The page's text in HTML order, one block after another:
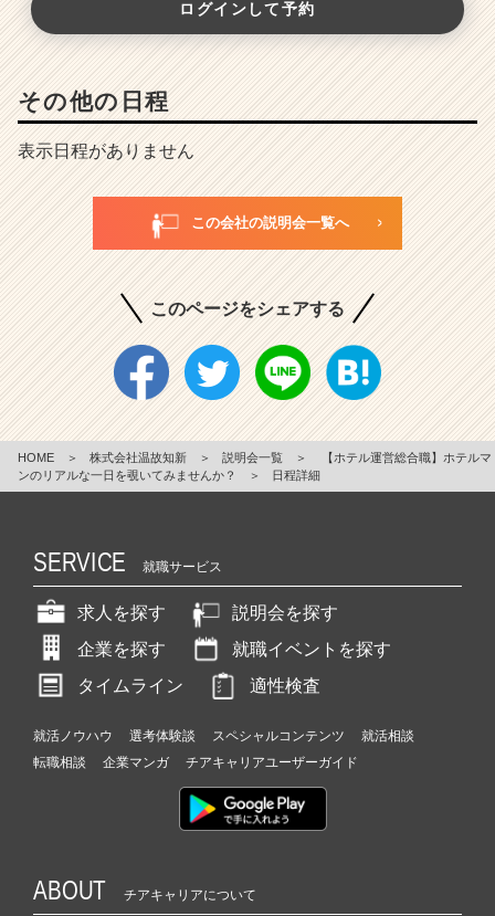
ログインして予約
その他の日程
表示日程がありません
この会社の説明会一覧へ
このページをシェアする
HOME ＞ 株式会社温故知新 ＞ 説明会一覧 ＞
【ホテル運営総合職】ホテルマ
ンのリアルな一日を覗いてみませんか？
＞ 日程詳細
SERVICE 就職サービス
求人を探す
説明会を探す
企業を探す
就職イベントを探す
タイムライン
適性検査
就活ノウハウ 選考体験談 スペシャルコンテンツ
就活相談
転職相談
企業マンガ チアキャリアユーザーガイド
ABOUT チアキャリアについて